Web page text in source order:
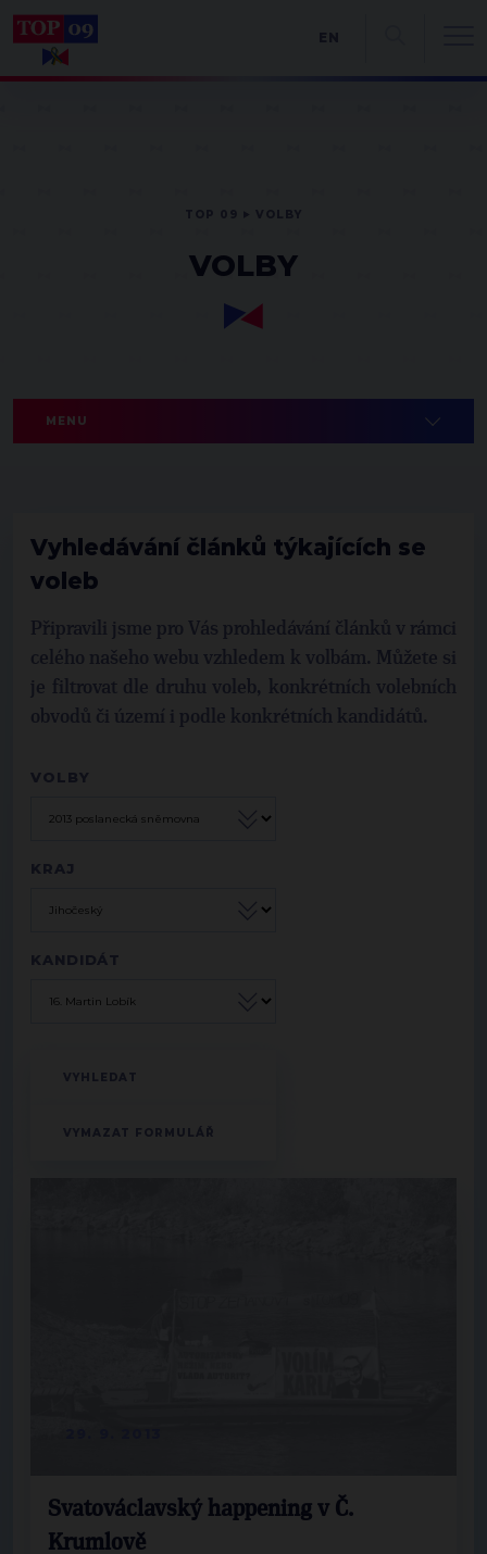
VOLBY
MENU
Vyhledávání článků týkajících se
voleb
Připravili jsme pro Vás prohledávání článků v rámci
celého našeho webu vzhledem k volbám. Můžete si
je filtrovat dle druhu voleb, konkrétních volebních
obvodů či území i podle konkrétních kandidátů.
VOLBY
KRAJ
KANDIDÁT
Svatováclavský happening v Č.
Krumlově